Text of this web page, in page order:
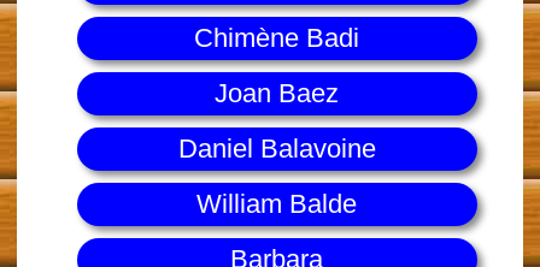
Chimène Badi
Joan Baez
Daniel Balavoine
William Balde
Barbara